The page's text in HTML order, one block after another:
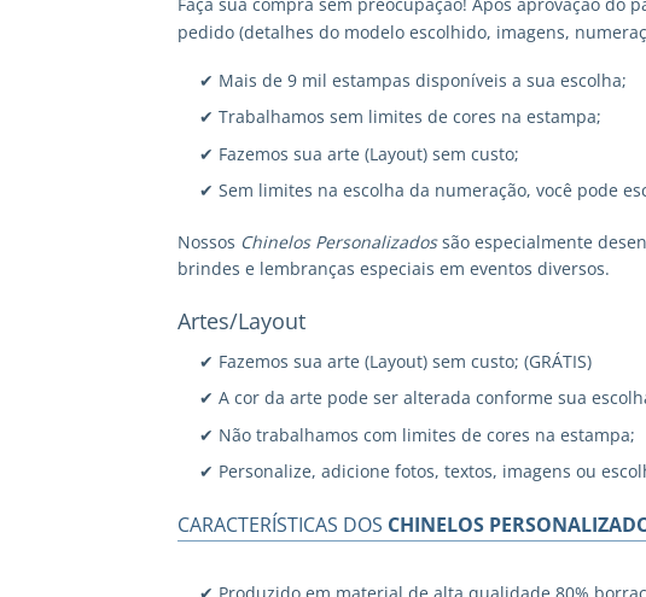
pedido (detalhes do modelo escolhido, imagens,
✔ Mais de 9 mil estampas disponíveis a sua escolha;
✔ Trabalhamos sem limites de cores na estampa;
✔ Fazemos sua arte (Layout) sem custo;
✔ Sem limites na escolha da numeração, você pode
Nossos Chinelos Personalizadossão especialmente
brindes e lembranças especiais em eventos diversos.
Artes/Layout
✔ Fazemos sua arte (Layout) sem custo; (GRÁTIS)
✔ A cor da arte pode ser alterada conforme sua
✔ Não trabalhamos com limites de cores na estampa;
✔ Personalize, adicione fotos, textos, imagens ou
CARACTERÍSTICAS DOS CHINELOS